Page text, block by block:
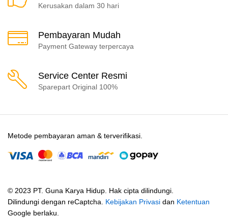
Kerusakan dalam 30 hari
Pembayaran Mudah
Payment Gateway terpercaya
Service Center Resmi
Sparepart Original 100%
© 2023 PT. Guna Karya Hidup. Hak cipta dilindungi.
Dilindungi dengan reCaptcha. Kebijakan Privasi dan Ketentuan
Google berlaku.
Metode pembayaran aman & terverifikasi.